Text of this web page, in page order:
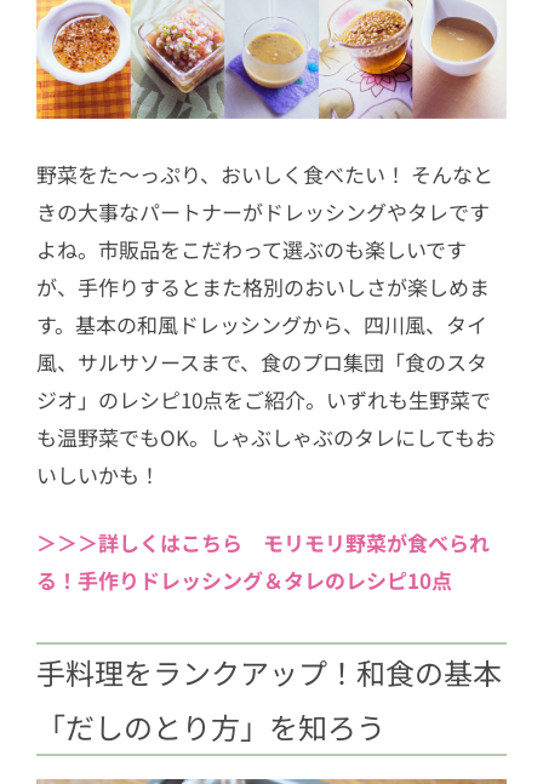
野菜をた〜っぷり、おいしく食べたい！ そんなと
きの大事なパートナーがドレッシングやタレです
よね。市販品をこだわって選ぶのも楽しいです
が、手作りするとまた格別のおいしさが楽しめま
す。基本の和風ドレッシングから、四川風、タイ
風、サルサソースまで、食のプロ集団「食のスタ
ジオ」のレシピ10点をご紹介。いずれも生野菜で
も温野菜でもOK。しゃぶしゃぶのタレにしてもお
いしいかも！
＞＞＞詳しくはこちら モリモリ野菜が食べられ
る！手作りドレッシング＆タレのレシピ10点
手料理をランクアップ！和食の基本
「だしのとり方」を知ろう